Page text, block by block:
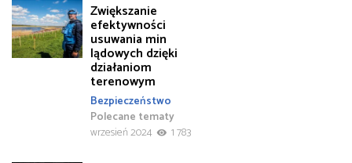
Zwiększanie
efektywności
usuwania min
lądowych dzięki
działaniom
terenowym
Bezpieczeństwo
Polecane tematy
wrzesień 2024
1 783